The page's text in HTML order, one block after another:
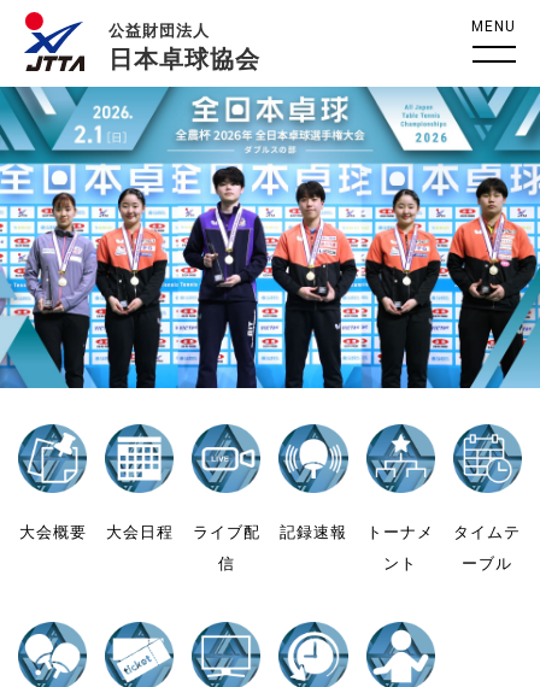
公益財団法人
日本卓球協会
MENU
大会概要 大会日程
ライブ配
信
記録速報
トーナメ
ント
タイムテ
ーブル